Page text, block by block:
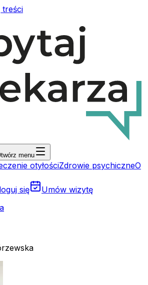
treści
menu
otyłościZdrowie psychiczneO
się
Umów wizytę